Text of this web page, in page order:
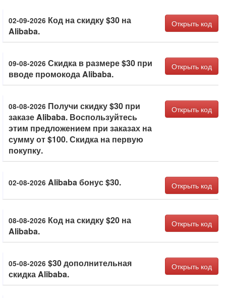
02-09-2026 Код на скидку $30 на
Alibaba.
Открыть код
09-08-2026 Скидка в размере $30 при
вводе промокода Alibaba.
Открыть код
08-08-2026 Получи скидку $30 при
заказе Alibaba. Воспользуйтесь
этим предложением при заказах на
сумму от $100. Скидка на первую
покупку.
Открыть код
02-08-2026 Alibaba бонус $30. Открыть код
08-08-2026 Код на скидку $20 на
Alibaba.
Открыть код
05-08-2026 $30 дополнительная
скидка Alibaba.
Открыть код